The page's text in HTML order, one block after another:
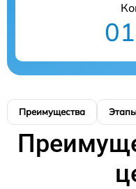
Преимущества